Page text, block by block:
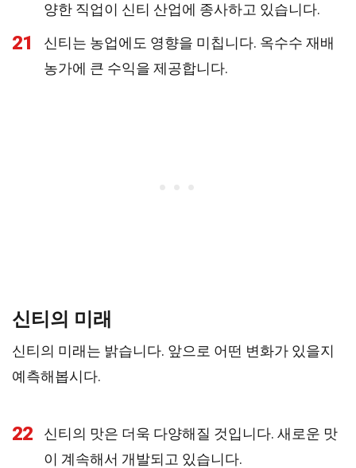
양한 직업이 신티 산업에 종사하고 있습니다.
21
신티는 농업에도 영향을 미칩니다. 옥수수 재배
농가에 큰 수익을 제공합니다.
신티의 미래
신티의 미래는 밝습니다. 앞으로 어떤 변화가 있을지
예측해봅시다.
22
신티의 맛은 더욱 다양해질 것입니다. 새로운 맛
이 계속해서 개발되고 있습니다.